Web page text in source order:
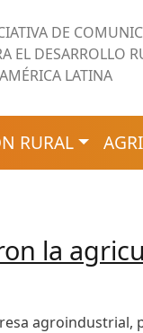
DE
EL DESARROLLO
LATINA
RURAL
la
agroindustrial,